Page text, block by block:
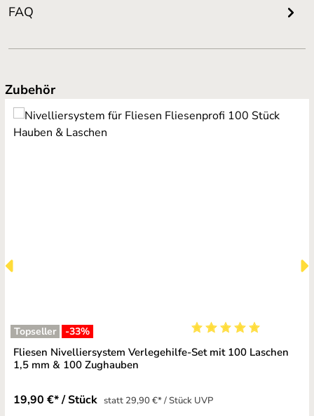
FAQ
Produktgalerie überspringen
Zubehör
Topseller -33%
Durchschnittliche
Fliesen Nivelliersystem Verlegehilfe-Set mit 100 Laschen
1,5 mm & 100 Zughauben
19,90 €* / Stück statt 29,90 €* / Stück UVP